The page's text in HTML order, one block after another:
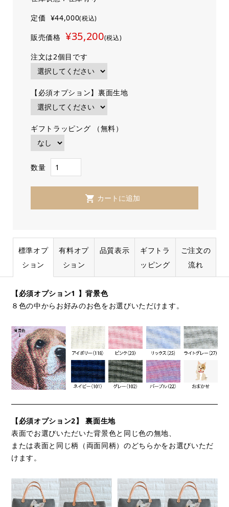
定価 ¥44,000(税込)
販売価格 ¥35,200(税込)
注文は2個目です
【必須オプション】裏面生地
ギフトラッピング （無料）
数量
標準オプ
ション
有料オプ
ション
品質表示
ギフトラ
ッピング
ご注文の
流れ
【必須オプション1 】背景色
８色の中からお好みのお色をお選びいただけます。
【必須オプション2】 裏面生地
表面でお選びいただいた背景色と同じ色の無地、
または表面と同じ柄（両面同柄）のどちらかをお選びいただ
けます。